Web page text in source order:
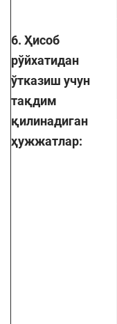
6. Ҳисоб
рўйхатидан
ўтказиш учун
тақдим
қилинадиган
ҳужжатлар: